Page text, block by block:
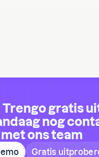
gratis
nog
ons team
Gratis